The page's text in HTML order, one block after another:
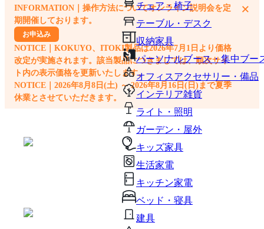
チェア・椅子
テーブル・デスク
収納家具
パーソナルブース・集中ブー
オフィスアクセサリー・備品
インテリア雑貨
ライト・照明
ガーデン・屋外
キッズ家具
生活家電
キッチン家電
ベッド・寝具
建具
他のサイトで見つけた商品ページのURLを貼り付けて、カートに追加できます
INFORMATION｜操作方法についてオンライン説明会を定
期開催しております。
お申込み
NOTICE｜KOKUYO、ITOKI製品は2026年7月1日より価格
改定が実施されます。該当製品につきましては、順次サイ
ト内の表示価格を更新いたします。
NOTICE｜2026年8月8日(土) ～ 2026年8月16日(日)まで夏季
休業とさせていただきます。
×